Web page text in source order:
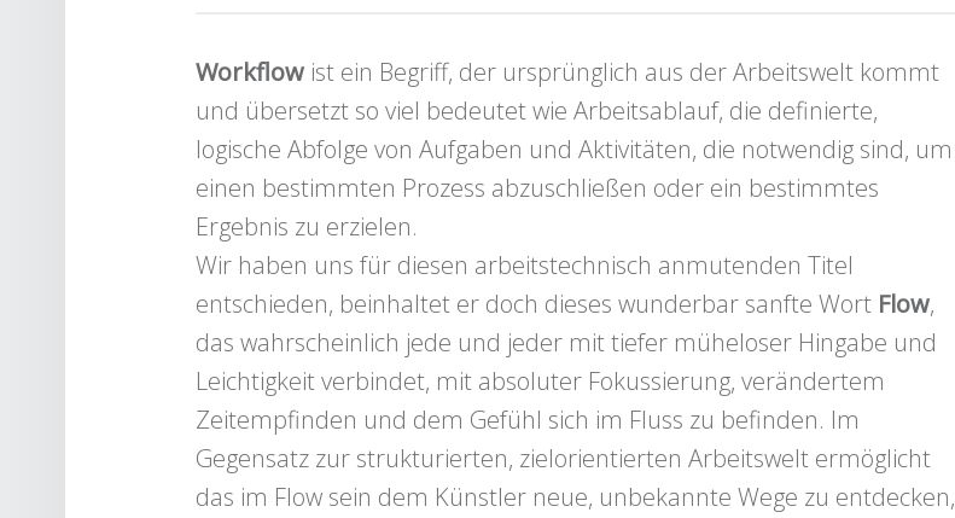
Workflow ist ein Begriff, der ursprünglich aus der Arbeitswelt kommt
und übersetzt so viel bedeutet wie Arbeitsablauf, die definierte,
logische Abfolge von Aufgaben und Aktivitäten, die notwendig sind, um
einen bestimmten Prozess abzuschließen oder ein bestimmtes
Ergebnis zu erzielen.
Wir haben uns für diesen arbeitstechnisch anmutenden Titel
entschieden, beinhaltet er doch dieses wunderbar sanfte Wort Flow,
das wahrscheinlich jede und jeder mit tiefer müheloser Hingabe und
Leichtigkeit verbindet, mit absoluter Fokussierung, verändertem
Zeitempfinden und dem Gefühl sich im Fluss zu befinden. Im
Gegensatz zur strukturierten, zielorientierten Arbeitswelt ermöglicht
das im Flow sein dem Künstler neue, unbekannte Wege zu entdecken,